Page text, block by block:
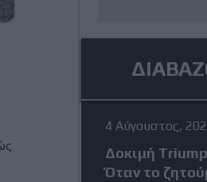
4 Αύγουστος,
Δοκιμή
Όταν το